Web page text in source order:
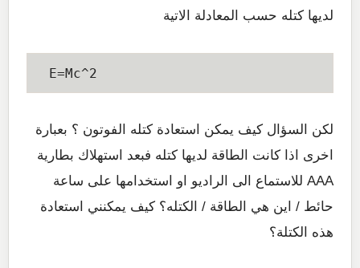
لديها كتله حسب المعادلة الاتية
E=Mc^2
لكن السؤال كيف يمكن استعادة كتله الفوتون ؟ بعبارة
اخرى اذا كانت الطاقة لديها كتله فبعد استهلاك بطارية
AAA للاستماع الى الراديو او استخدامها على ساعة
حائط / اين هي الطاقة / الكتله؟ كيف يمكنني استعادة
هذه الكتلة؟